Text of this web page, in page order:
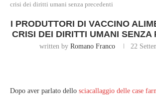
crisi dei diritti umani senza precedenti
I PRODUTTORI DI VACCINO
CRISI DEI DIRITTI UMANI SENZA
written by Romano Franco 22
Dopo aver parlato dello sciacallaggio delle case